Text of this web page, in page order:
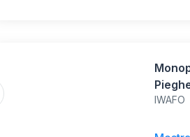
IWAFO